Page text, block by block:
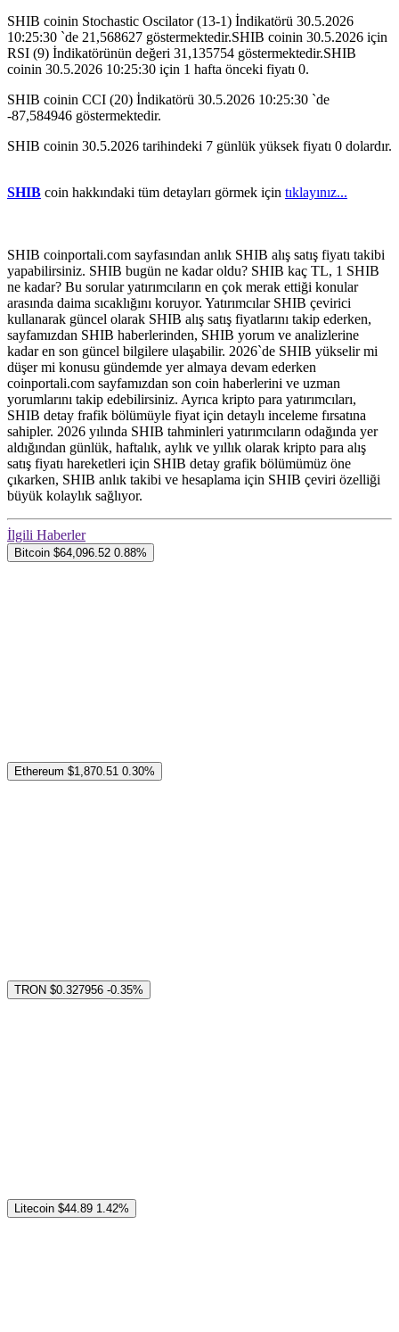
SHIB coinin Stochastic Oscilator (13-1) İndikatörü 30.5.2026
10:25:30 `de 21,568627 göstermektedir.SHIB coinin 30.5.2026 için
RSI (9) İndikatörünün değeri 31,135754 göstermektedir.SHIB
coinin 30.5.2026 10:25:30 için 1 hafta önceki fiyatı 0.
SHIB coinin CCI (20) İndikatörü 30.5.2026 10:25:30 `de
-87,584946 göstermektedir.
SHIB coinin 30.5.2026 tarihindeki 7 günlük yüksek fiyatı 0 dolardır.
SHIB coin hakkındaki tüm detayları görmek için tıklayınız...
SHIB coinportali.com sayfasından anlık SHIB alış satış fiyatı takibi
yapabilirsiniz. SHIB bugün ne kadar oldu? SHIB kaç TL, 1 SHIB
ne kadar? Bu sorular yatırımcıların en çok merak ettiği konular
arasında daima sıcaklığını koruyor. Yatırımcılar SHIB çevirici
kullanarak güncel olarak SHIB alış satış fiyatlarını takip ederken,
sayfamızdan SHIB haberlerinden, SHIB yorum ve analizlerine
kadar en son güncel bilgilere ulaşabilir. 2026`de SHIB yükselir mi
düşer mi konusu gündemde yer almaya devam ederken
coinportali.com sayfamızdan son coin haberlerini ve uzman
yorumlarını takip edebilirsiniz. Ayrıca kripto para yatırımcıları,
SHIB detay frafik bölümüyle fiyat için detaylı inceleme fırsatına
sahipler. 2026 yılında SHIB tahminleri yatırımcıların odağında yer
aldığından günlük, haftalık, aylık ve yıllık olarak kripto para alış
satış fiyatı hareketleri için SHIB detay grafik bölümümüz öne
çıkarken, SHIB anlık takibi ve hesaplama için SHIB çeviri özelliği
büyük kolaylık sağlıyor.
İlgili Haberler
Bitcoin $64,096.52 0.88%
Ethereum $1,870.51 0.30%
TRON $0.327956 -0.35%
Litecoin $44.89 1.42%